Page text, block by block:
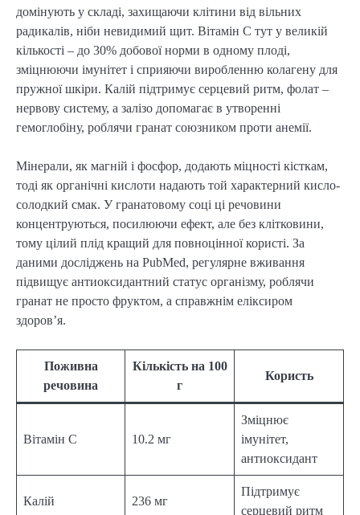
домінують у складі, захищаючи клітини від вільних
радикалів, ніби невидимий щит. Вітамін C тут у великій
кількості – до 30% добової норми в одному плоді,
зміцнюючи імунітет і сприяючи виробленню колагену для
пружної шкіри. Калій підтримує серцевий ритм, фолат –
нервову систему, а залізо допомагає в утворенні
гемоглобіну, роблячи гранат союзником проти анемії.
Мінерали, як магній і фосфор, додають міцності кісткам,
тоді як органічні кислоти надають той характерний кисло-
солодкий смак. У гранатовому соці ці речовини
концентруються, посилюючи ефект, але без клітковини,
тому цілий плід кращий для повноцінної користі. За
даними досліджень на PubMed, регулярне вживання
підвищує антиоксидантний статус організму, роблячи
гранат не просто фруктом, а справжнім еліксиром
здоров’я.
Поживна
речовина
Кількість на 100
г
Користь
Вітамін C 10.2 мг
Зміцнює
імунітет,
антиоксидант
Калій 236 мг
Підтримує
серцевий ритм